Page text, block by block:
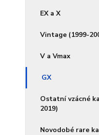
EX a X
Vintage (1999-
V a Vmax
GX
Ostatní vzácné
2019)
Novodobé rare